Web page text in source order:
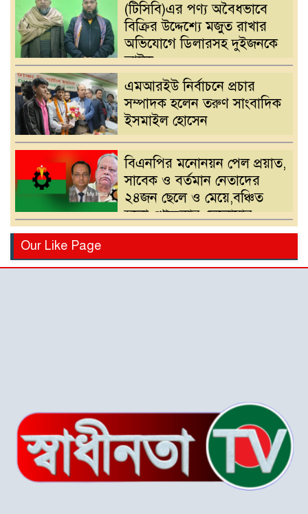
(টিসিবি)এর পণ্য অবৈধভাবে
বিক্রির উদ্দেশ্যে মজুত রাখার
অভিযোগে ডিলারসহ দুইজনকে
আটক
এমআরইউ নির্বাচনে প্রচার
সম্পাদক হলেন তরুণ সাংবাদিক
ইসমাইল হোসেন
বিএনপির মনোনয়ন পেল প্রয়াত,
সাবেক ও বর্তমান নেতাদের
২৪জন ছেলে ও মেয়ে,বঞ্চিত
হলো খোন্দকার দেলোয়ার
হোসেনের পুত্র
দাবিতে খোন্দকার আকবরের
ইউনিয়নে বিএনপি’র বিশাল
“গলাচিপায় বিএনপির জনসভা:
‘কাউকে বর্গা দেওয়ার জন্য
Our Like Page